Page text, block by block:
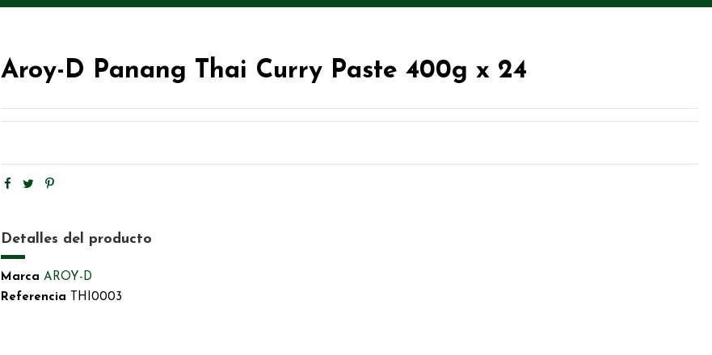
Aroy-D Panang Thai Curry Paste 400g x 24
Detalles del producto
Marca AROY-D
Referencia
THI0003